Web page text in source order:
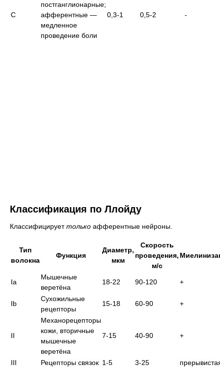
C
постганглионарные;
афферентные —
медленное
проведение боли
0,3-1 0,5-2 -
Классификация по Ллойду
Классифицируеттолько афферентные нейроны.
Тип
волокна
Функция
Диаметр,
мкм
Скорость
проведения,
м/с
Ia
Мышечные
веретёна
18-22 90-120 +
Ib
Сухожильные
рецепторы
15-18 60-90 +
II
Механорецепторы
кожи, вторичные
мышечные
веретёна
7-15 40-90 +
III Рецепторы связок 1-5 3-25